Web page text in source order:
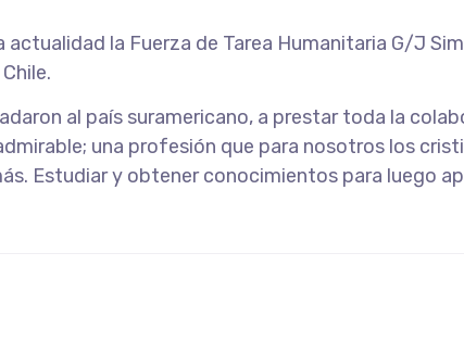
la Fuerza de Tarea Humanitaria G/J
al país suramericano, a prestar toda la
una profesión que para nosotros los
Estudiar y obtener conocimientos para luego